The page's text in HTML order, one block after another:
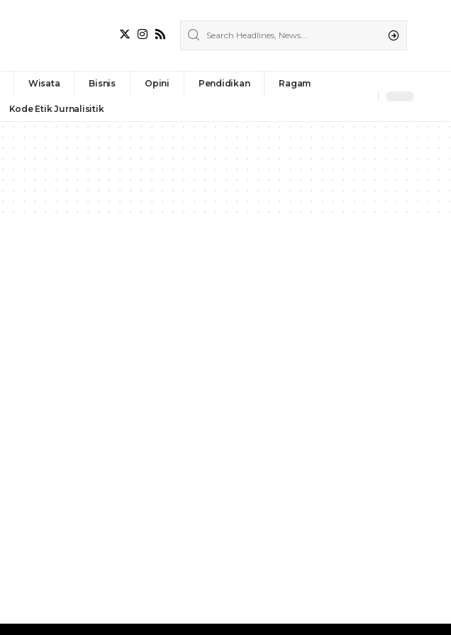
Wisata Bisnis Opini Pendidikan Ragam
Kode Etik Jurnalisitik